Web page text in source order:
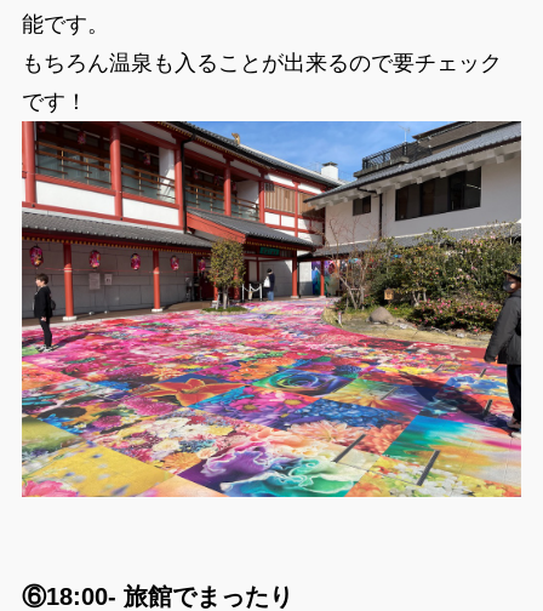
能です。
もちろん温泉も入ることが出来るので要チェック
です！
⑥18:00- 旅館でまったり